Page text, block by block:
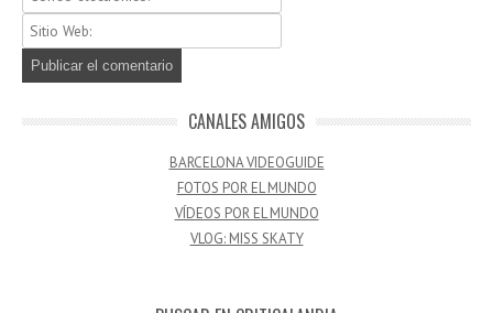
CANALES AMIGOS
BARCELONA VIDEOGUIDE
FOTOS POR EL MUNDO
VÍDEOS POR EL MUNDO
VLOG: MISS SKATY